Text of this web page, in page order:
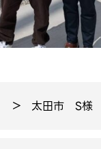
太田市 S様